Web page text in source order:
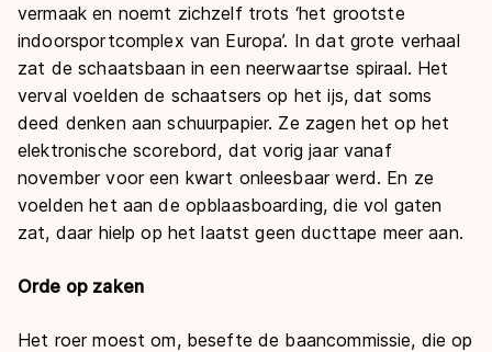
vermaak en noemt zichzelf trots ‘het grootste
indoorsportcomplex van Europa’. In dat grote verhaal
zat de schaatsbaan in een neerwaartse spiraal. Het
verval voelden de schaatsers op het ijs, dat soms
deed denken aan schuurpapier. Ze zagen het op het
elektronische scorebord, dat vorig jaar vanaf
november voor een kwart onleesbaar werd. En ze
voelden het aan de opblaasboarding, die vol gaten
zat, daar hielp op het laatst geen ducttape meer aan.
Orde op zaken
Het roer moest om, besefte de baancommissie, die op